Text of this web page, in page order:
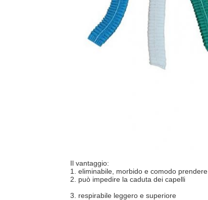
Il vantaggio:
1. eliminabile, morbido e comodo prendere
2. può impedire la caduta dei capelli
3. respirabile leggero e superiore